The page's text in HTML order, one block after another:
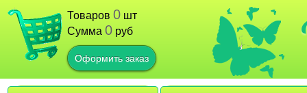
Товаров 0 шт
Сумма 0 руб
Оформить заказ